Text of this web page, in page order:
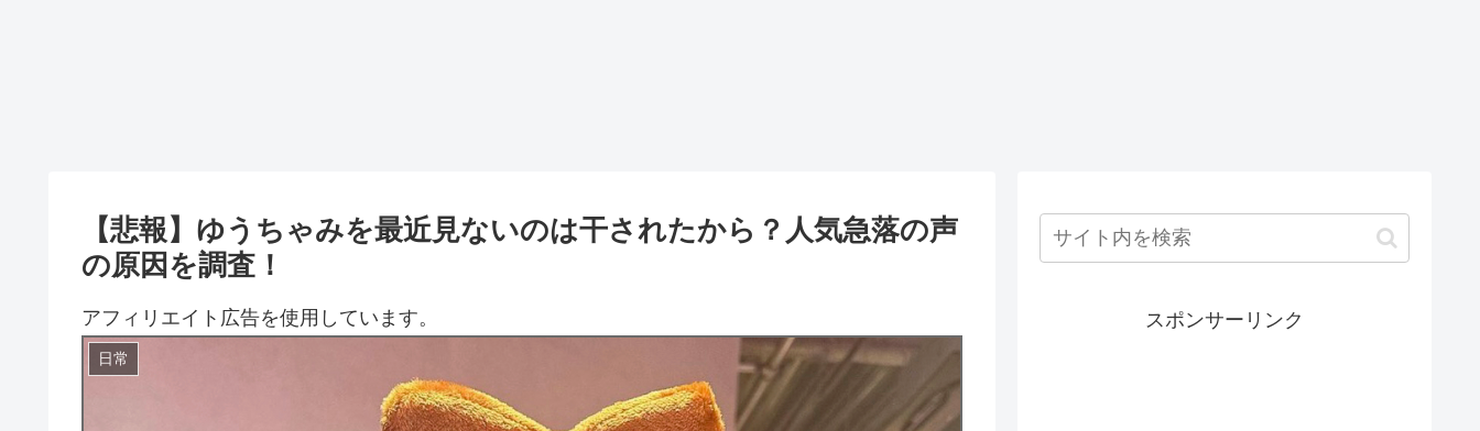
【悲報】ゆうちゃみを最近見ないのは干されたから？人気急落の声
の原因を調査！
アフィリエイト広告を使用しています。
日常
スポンサーリンク